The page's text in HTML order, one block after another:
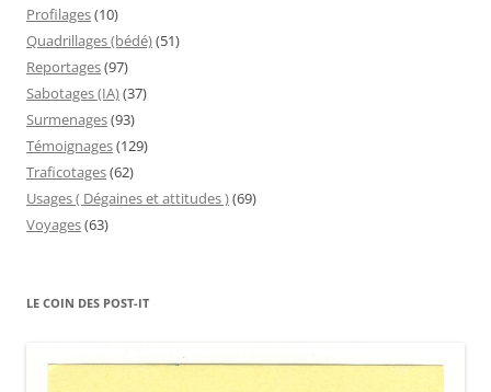
Profilages(10)
Quadrillages (bédé)(51)
Reportages(97)
Sabotages (IA)(37)
Surmenages(93)
Témoignages(129)
Traficotages(62)
Usages ( Dégaines et attitudes )(69)
Voyages(63)
LE COIN DES POST-IT